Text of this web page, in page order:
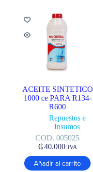
ACEITE SINTETICO
1000 ce PARA R134-
R600
Repuestos e
Insumos
COD. 005025
₲40.000 IVA
Añadir al carrito